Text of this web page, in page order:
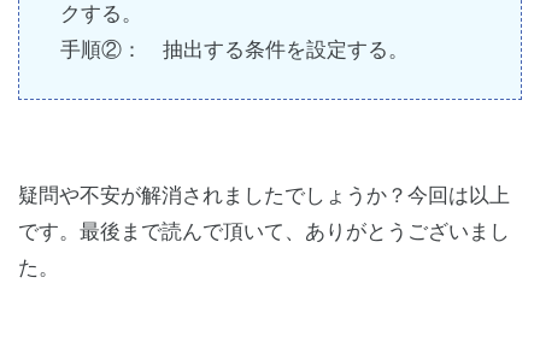
クする。
手順②： 抽出する条件を設定する。
疑問や不安が解消されましたでしょうか？今回は以上
です。最後まで読んで頂いて、ありがとうございまし
た。